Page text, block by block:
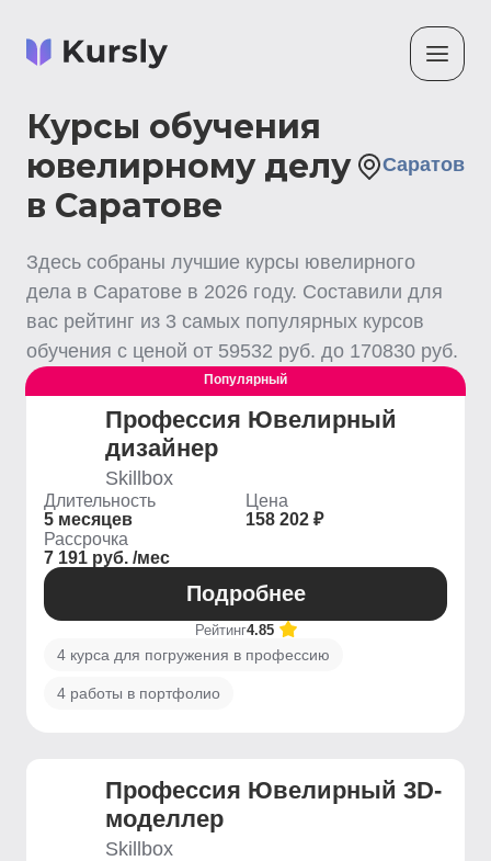
Курсы обучения
ювелирному делу
в Саратове
Саратов
Здесь собраны лучшие курсы ювелирного
дела в Саратове в 2026 году. Составили для
вас рейтинг из 3 самых популярных курсов
обучения с ценой от 59532 руб. до 170830 руб.
Популярный
Профессия Ювелирный
дизайнер
Skillbox
Длительность
5 месяцев
Цена
158 202 ₽
Рассрочка
7 191 руб. /мес
Подробнее
Рейтинг4.85
4 курса для погружения в профессию
4 работы в портфолио
Профессия Ювелирный 3D-
моделлер
Skillbox